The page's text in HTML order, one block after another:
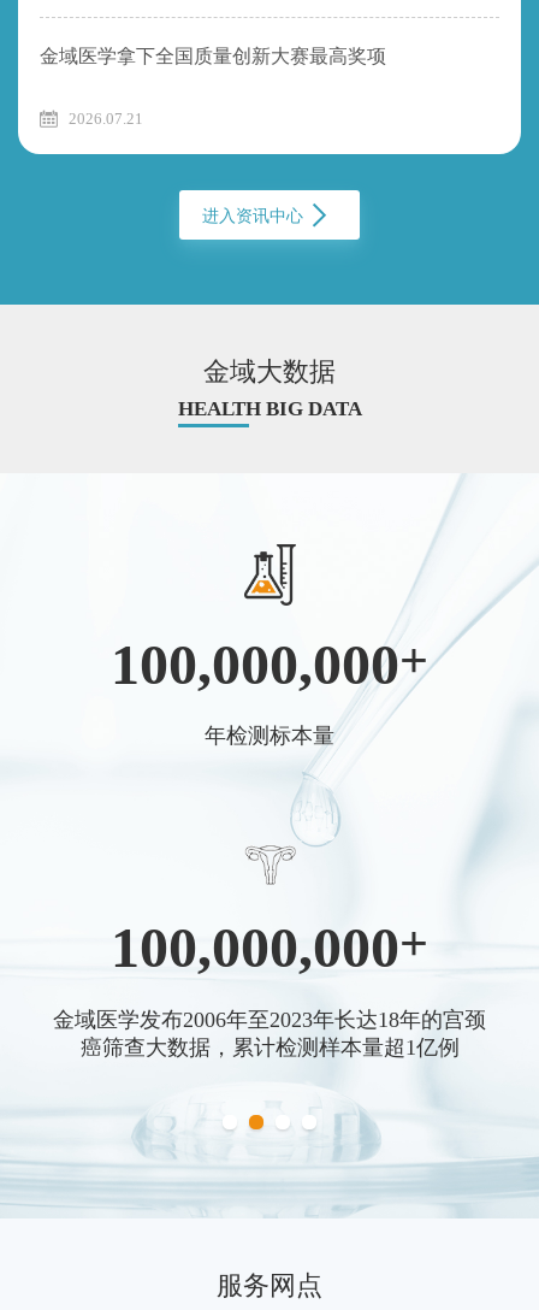
金域医学拿下全国质量创新大赛最高奖项
2026.07.21
进入资讯中心
金域大数据
HEALTH BIG DATA
100,000,000+
年检测标本量
100,000,000+
金域医学发布2006年至2023年长达18年的宫颈
癌筛查大数据，累计检测样本量超1亿例
服务网点